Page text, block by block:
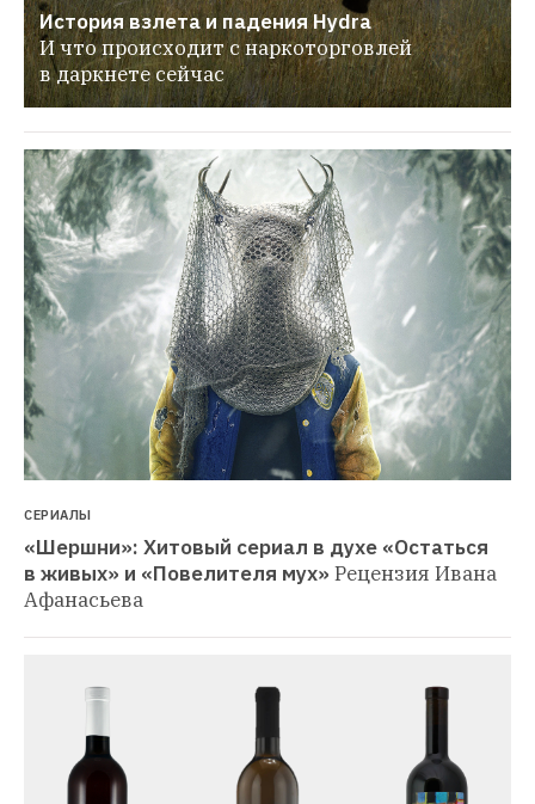
История взлета и падения Hydra
И что происходит с наркоторговлей
в даркнете сейчас
СЕРИАЛЫ
«Шершни»: Хитовый сериал в духе «Остаться
в живых» и «Повелителя мух» Рецензия Ивана
Афанасьева